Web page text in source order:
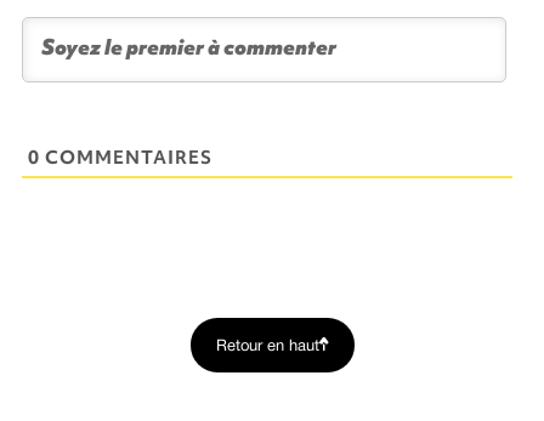
0 COMMENTAIRES
Retour en haut